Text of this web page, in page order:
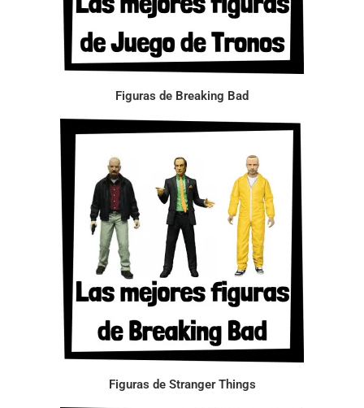
Figuras de Breaking Bad
Figuras de Stranger Things